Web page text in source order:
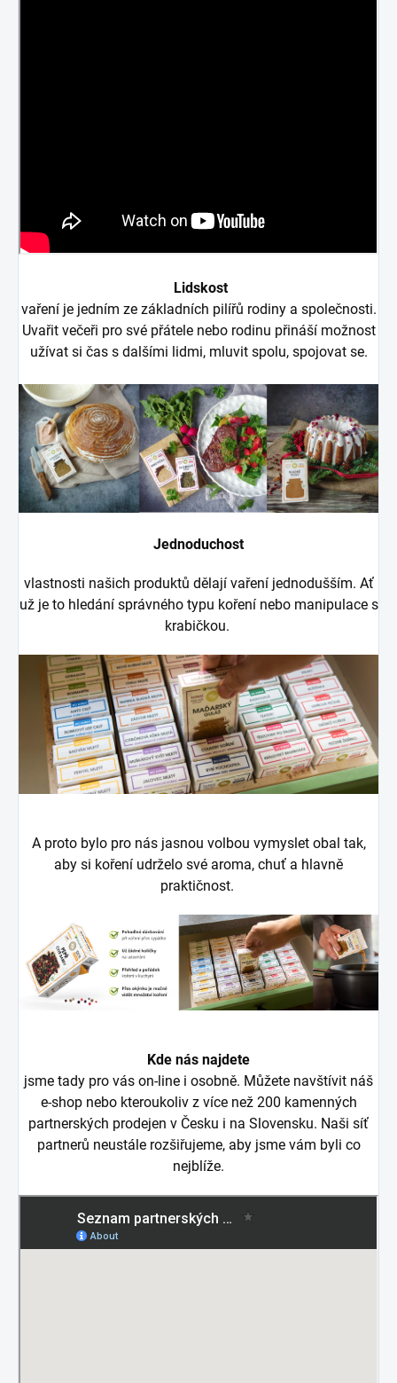
Lidskost
vaření je jedním ze základních pilířů rodiny a společnosti.
Uvařit večeři pro své přátele nebo rodinu přináší možnost
užívat si čas s dalšími lidmi, mluvit spolu, spojovat se.
Jednoduchost
vlastnosti našich produktů dělají vaření jednodušším. Ať
už je to hledání správného typu koření nebo manipulace s
krabičkou.
A proto bylo pro nás jasnou volbou vymyslet obal tak,
aby si koření udrželo své aroma, chuť a hlavně
praktičnost.
Kde nás najdete
jsme tady pro vás on-line i osobně. Můžete navštívit náš
e-shop nebo kteroukoliv z více než 200 kamenných
partnerských prodejen v Česku i na Slovensku. Naši síť
partnerů neustále rozšiřujeme, aby jsme vám byli co
nejblíže.